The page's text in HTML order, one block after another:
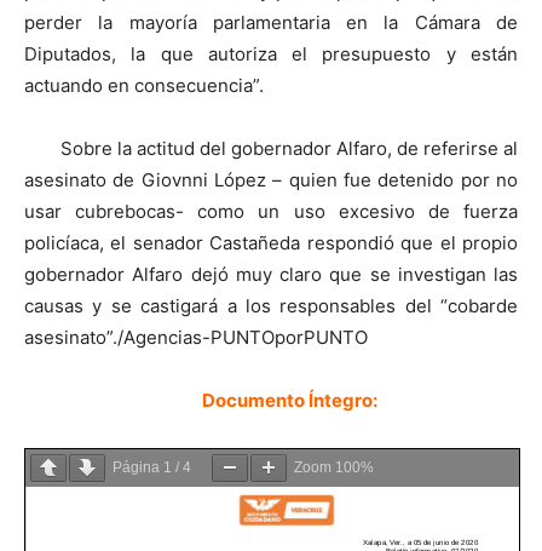
perder la mayoría parlamentaria en la Cámara de
Diputados, la que autoriza el presupuesto y están
actuando en consecuencia”.
Sobre la actitud del gobernador Alfaro, de referirse al
asesinato de Giovnni López – quien fue detenido por no
usar cubrebocas- como un uso excesivo de fuerza
policíaca, el senador Castañeda respondió que el propio
gobernador Alfaro dejó muy claro que se investigan las
causas y se castigará a los responsables del “cobarde
asesinato”./Agencias-PUNTOporPUNTO
Documento Íntegro:
Página 1 / 4 Zoom 100%